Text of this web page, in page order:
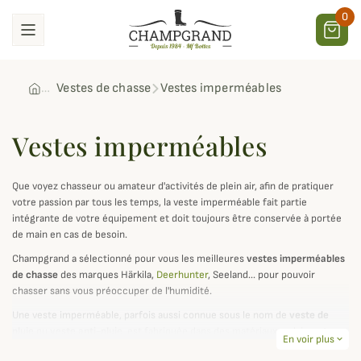
0
Vestes de chasse Vestes imperméables
Vestes imperméables
Que voyez chasseur ou amateur d'activités de plein air, afin de pratiquer
votre passion par tous les temps, la veste imperméable fait partie
intégrante de votre équipement et doit toujours être conservée à portée
de main en cas de besoin.
Champgrand a sélectionné pour vous les meilleuresvestes imperméables
de chassedes marques Härkila, Deerhunter, Seeland... pour pouvoir
chasser sans vous préoccuper de l'humidité.
Une veste imperméable, parfois aussi connue sous le nom de veste de
passer l'eau et l'humidité en général, et permet ainsi à son porteur ou sa
En voir plus expand_more